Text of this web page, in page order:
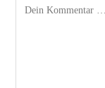
Kommentar